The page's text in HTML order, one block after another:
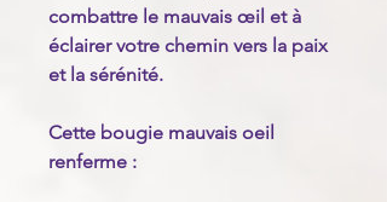
combattre le mauvais œil et à
éclairer votre chemin vers la paix
et la sérénité.
Cette bougie mauvais oeil
renferme :